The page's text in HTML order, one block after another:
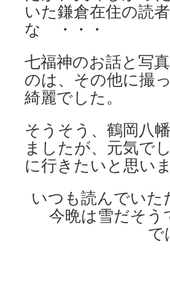
いた鎌倉在住の読
な ・・・
七福神のお話と写
のは、その他に撮
綺麗でした。
そうそう、鶴岡八
ましたが、元気で
に行きたいと思い
いつも読んでい
今晩は雪だそ